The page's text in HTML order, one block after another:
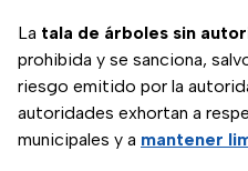
La tala de árboles sin
prohibida y se sanciona,
riesgo emitido por la
autoridades exhortan a
municipales y a mantener